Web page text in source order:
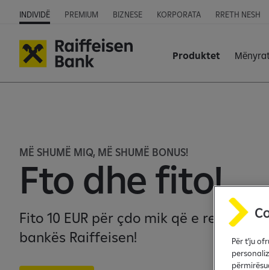
INDIVIDË PREMIUM BIZNESE KORPORATA RRETH NESH
Produktet
MË SHUMË MIQ, MË SHUMË BONUS!
Fto dhe fito!
Fito 10 EUR për çdo mik që e referon të
bankës Raiffeisen!
Për t'ju